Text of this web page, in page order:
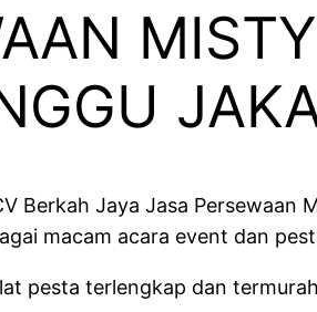
Berkah Jaya Jasa Persewaan
macam acara event dan
pesta terlengkap dan